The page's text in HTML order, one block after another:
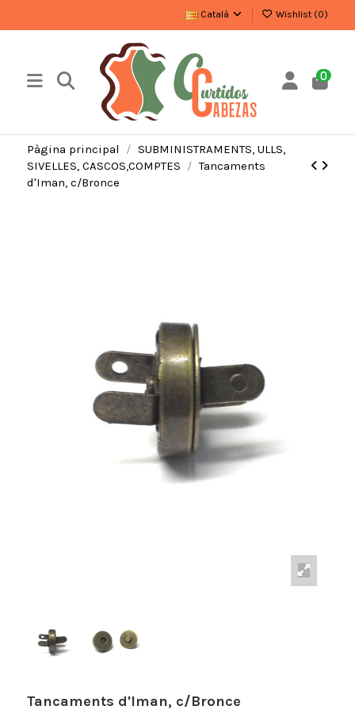
Català Wishlist (0)
0
Pàgina principal
SUBMINISTRAMENTS, ULLS,
SIVELLES, CASCOS,COMPTES
Tancaments
d'Iman, c/Bronce
Tancaments d'Iman, c/Bronce